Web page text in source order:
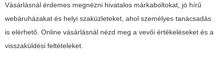
Vásárlásnál érdemes megnézni hivatalos márkaboltokat, jó hírű
webáruházakat és helyi szaküzleteket, ahol személyes tanácsadás
is elérhető. Online vásárlásnál nézd meg a vevői értékeléseket és a
visszaküldési feltételeket.